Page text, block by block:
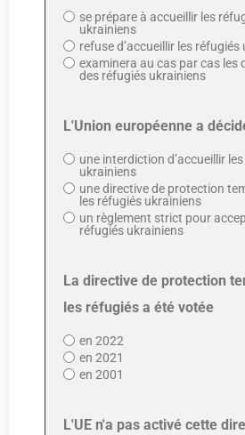
se prépare à accueillir les
ukrainiens
refuse d’accueillir les réfugiés
examinera au cas par cas les
des réfugiés ukrainiens
L'Union européenne a
une interdiction d’accueillir
ukrainiens
une directive de protection
les réfugiés ukrainiens
un règlement strict pour
réfugiés ukrainiens
La directive de protection
les réfugiés a été votée
en 2022
en 2021
en 2001
L'UE n'a pas activé cette